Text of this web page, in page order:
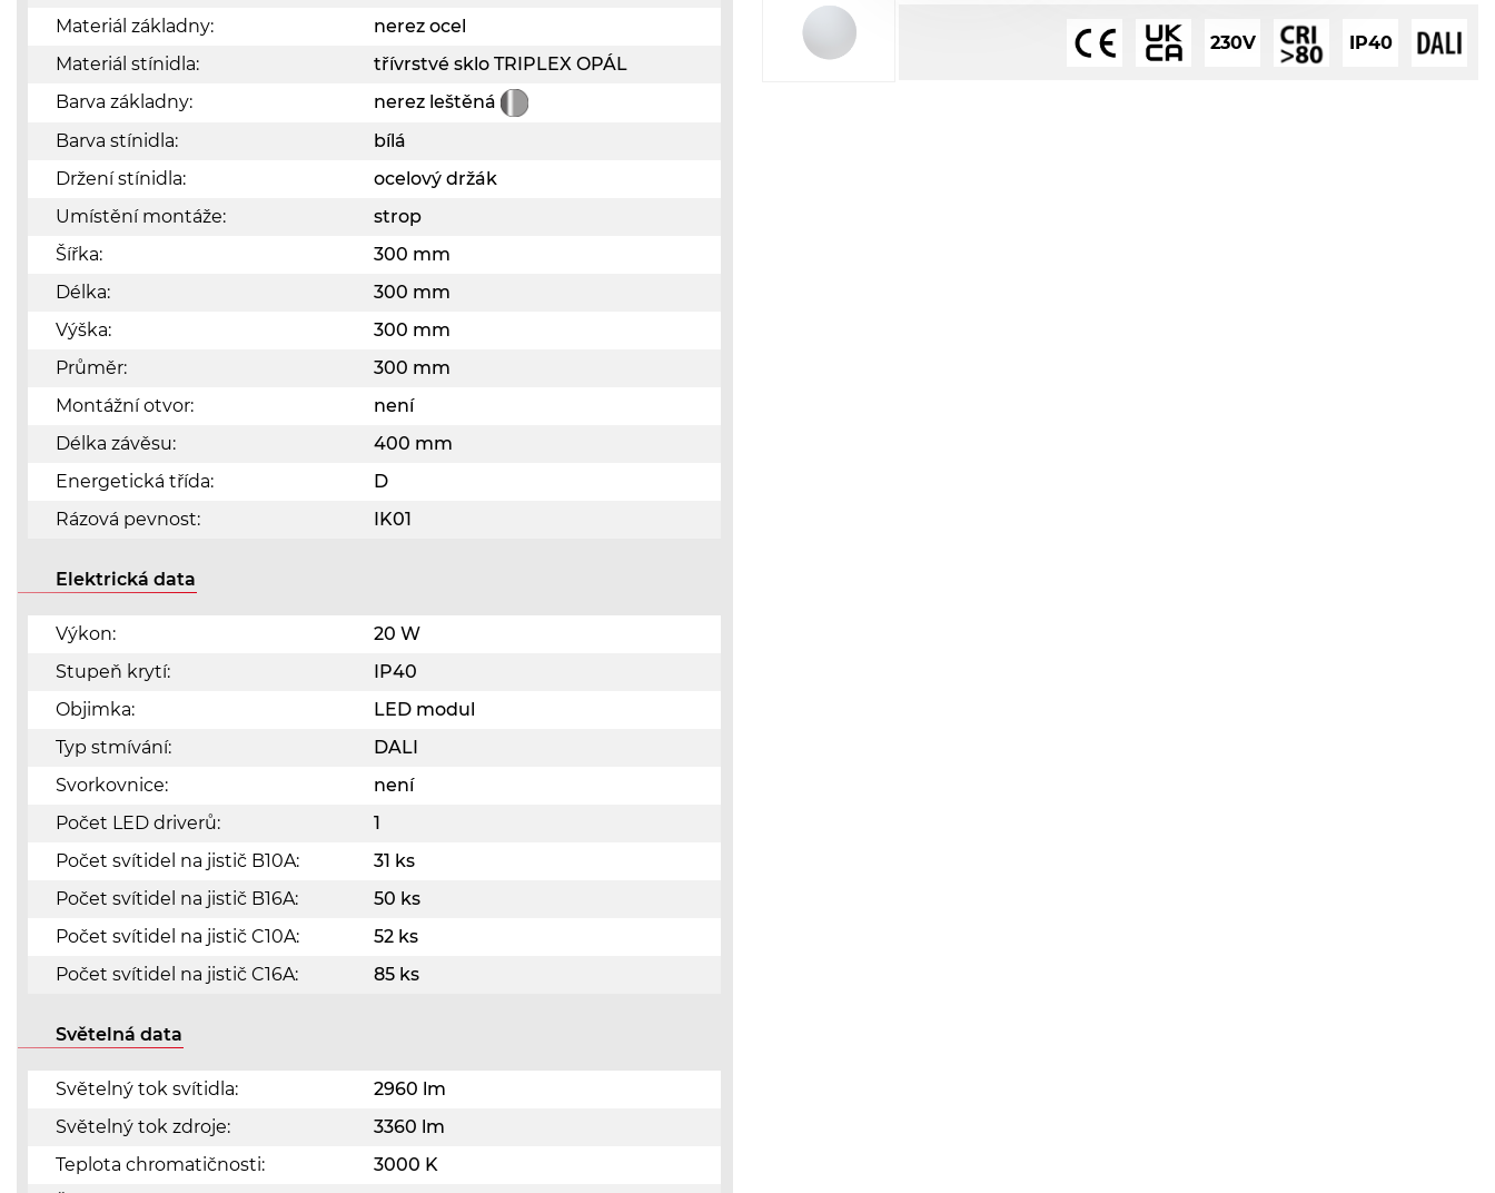
Materiál základny:
nerez ocel
Materiál stínidla:
třívrstvé sklo TRIPLEX OPÁL
Barva základny:
nerez leštěná
Barva stínidla:
bílá
Držení stínidla:
ocelový držák
Umístění montáže:
strop
Šířka:
300 mm
Délka:
300 mm
Výška:
300 mm
Průměr:
300 mm
Montážní otvor:
není
Délka závěsu:
400 mm
Energetická třída:
D
Rázová pevnost:
IK01
Elektrická data
Výkon:
20 W
Stupeň krytí:
IP40
Objimka:
LED modul
Typ stmívání:
DALI
Svorkovnice:
není
Počet LED driverů:
1
Počet svítidel na jistič B10A:
31 ks
Počet svítidel na jistič B16A:
50 ks
Počet svítidel na jistič C10A:
52 ks
Počet svítidel na jistič C16A:
85 ks
Světelná data
Světelný tok svítidla:
2960 lm
Světelný tok zdroje:
3360 lm
Teplota chromatičnosti:
3000 K
230V IP40